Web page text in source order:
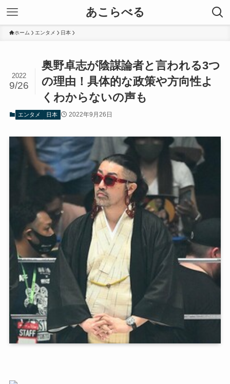
あこらべる
ホーム エンタメ 日本
奥野卓志が陰謀論者と言われる3つ
の理由！具体的な政策や方向性よ
くわからないの声も
2022
9/26
エンタメ 日本 2022年9月26日